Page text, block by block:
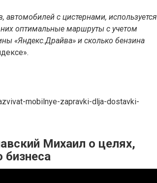
с цистернами, используется
оптимальные маршруты с учетом
«Яндекс.Драйва» и сколько бензина
mobilnye-zapravki-dlja-dostavki-
Михаил о целях,
бизнеса